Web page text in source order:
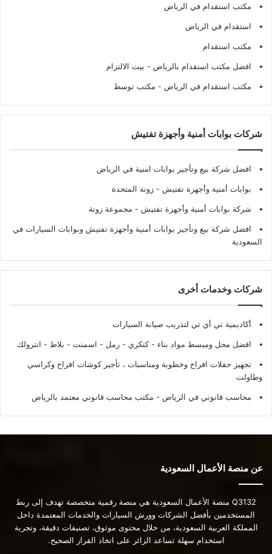
مكتب استقدام في الرياض
استقدام في الرياض
مكتب استقدام
افضل مكتب استقدام بالرياض - بيت الالتزام
مكتب استقدام في الرياض - مكتب توسط
شركات بوابات أمنية وأجهزة تفتيش
افضل شركة بيع وتأجير بوابات امنية في الرياض
بوابات أمنية وأجهزة تفتيش - زونة المتحدة
شركة بوابات أمنية وأجهزة تفتيش - مجموعة زونة
افضل شركة بيع وتأجير بوابات أمنية وأجهزة تفتيش وبوابات السيارات في
السعودية
شركات وخدمات أخرى
أكاديمية تي أي تي لتدريب صيانة السيارات
افضل محل ومبسط مواد بناء - كنكري - رمل - اسمنت - بلاط - انترولك
تجهيز حفلات افراح وخطوبة ومناسبات ، تأجير كوشات افراح وكراسي
وطاولت
محاسب قانوني في الرياض - مكتب محاسب قانوني معتمد بالرياض
عن منصة الأعمال السعودية
Q3132 منصة الأعمال السعودية هي منصة رقمية متخصصة تهدف إلى ربط
المستخدمين بأفضل الشركات وورش السيارات والخدمات المعتمدة داخل
المملكة العربية السعودية، من خلال محتوى موثوق، تصنيفات دقيقة، وتجربة
استخدام سهلة تساعد الزائر على اتخاذ القرار الصحيح.